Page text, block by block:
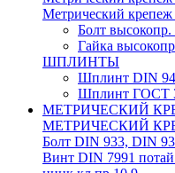
Метрический
Болт
Гайка
ШПЛИНТЫ
Шплинт DIN
Шплинт ГОСТ
МЕТРИЧЕСКИЙ
МЕТРИЧЕСКИЙ
Болт DIN 933, DIN
Винт DIN 7991